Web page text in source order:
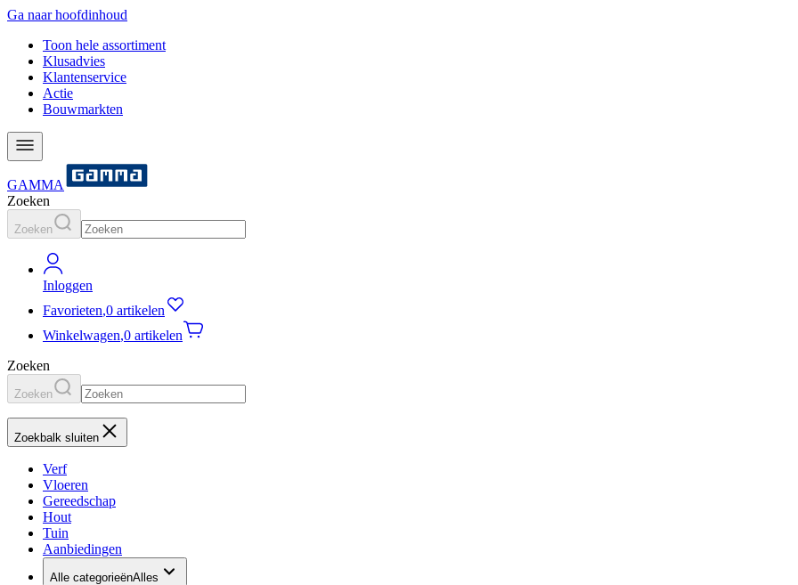
Ga naar hoofdinhoud
Toon hele assortiment
Klusadvies
Klantenservice
Actie
Bouwmarkten
GAMMA
Zoeken
Zoeken
Inloggen
Favorieten,0 artikelen
Winkelwagen,0 artikelen
Zoeken
Zoeken
Zoekbalk sluiten
Verf
Vloeren
Gereedschap
Hout
Tuin
Aanbiedingen
Alle categorieënAlles